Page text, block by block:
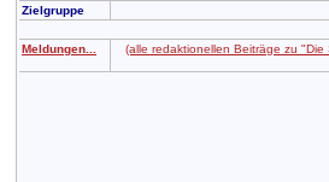
Zielgruppe
Meldungen...
(alle redaktionellen Beiträge zu "Die